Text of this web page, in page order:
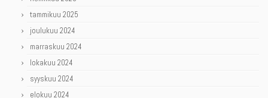
tammikuu 2025
joulukuu 2024
marraskuu 2024
lokakuu 2024
syyskuu 2024
elokuu 2024